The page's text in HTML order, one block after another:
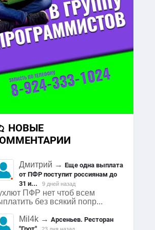
НОВЫЕ
Дмитрий →Еще одна выплата
от ПФР поступит россиянам до
31 и...
9 дней назад
ПФР нет чтоб всем
без всякий попр...
Mil4k →Арсеньев. Ресторан